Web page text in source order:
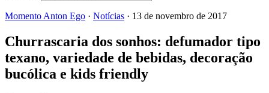
Momento Anton Ego · Notícias · 13 de novembro de 2017
Churrascaria dos sonhos: defumador tipo
texano, variedade de bebidas, decoração
bucólica e kids friendly